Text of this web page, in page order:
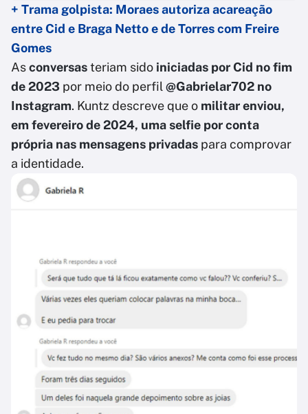
+ Trama golpista: Moraes autoriza acareação
entre Cid e Braga Netto e de Torres com Freire
Gomes
Asconversasteriam sido iniciadas por Cid no fim
de 2023 por meio do perfil@Gabrielar702 no
Instagram. Kuntz descreve que o militar enviou,
em fevereiro de 2024, uma selfie por conta
própria nas mensagens privadas para comprovar
a identidade.